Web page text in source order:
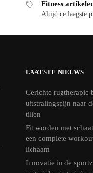
Fitness
Altijd de laagste
LAATSTE NIEUWS
Gerichte rugtherapie
uitstralingspijn naar
tillen
Fit worden met
een complete
lichaam
Innovatie in de